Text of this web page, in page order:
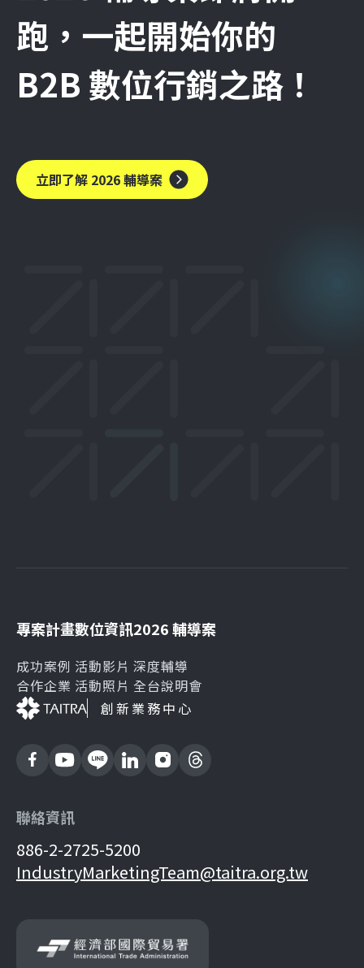
跑，一起開始你的
B2B 數位行銷之路！
立即了解 2026 輔導案
專案計畫
成功案例
合作企業
數位資訊
活動影片
活動照片
2026 輔導案
深度輔導
全台說明會
創新業務中心
聯絡資訊
886-2-2725-5200
IndustryMarketingTeam@taitra.org.tw